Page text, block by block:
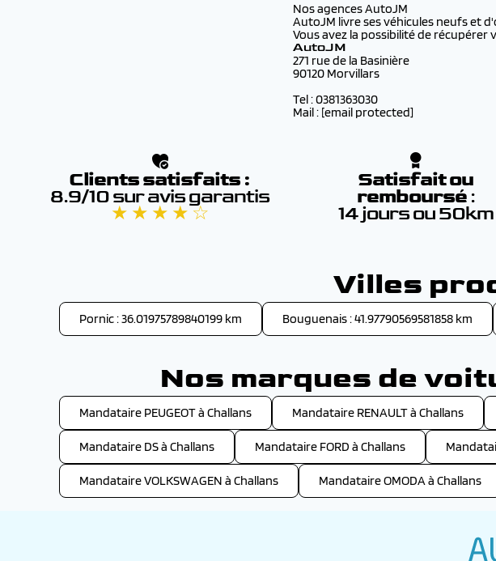
Nos agences AutoJM
AutoJM livre ses véhicules neufs et
Vous avez la possibilité de récupérer
AutoJM
271 rue de la Basinière
90120 Morvillars
Tel : 0381363030
Mail : [email protected]
Clients satisfaits :
8.9/10 sur avis garantis
★ ★ ★ ★ ☆
Satisfait ou
remboursé :
14 jours ou 50km
Villes
Pornic : 36.01975789840199 km Bouguenais : 41.97790569581858 km
Nos marques de
Mandataire PEUGEOT à Challans Mandataire RENAULT à Challans
Mandataire DS à Challans Mandataire FORD à Challans
Mandataire VOLKSWAGEN à Challans Mandataire OMODA à Challans